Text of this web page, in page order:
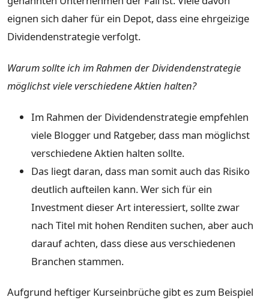
eignen sich daher für ein Depot, dass eine ehrgeizige
Dividendenstrategie verfolgt.
Warum sollte ich im Rahmen der Dividendenstrategie
möglichst viele verschiedene Aktien halten?
Im Rahmen der Dividendenstrategie empfehlen
viele Blogger und Ratgeber, dass man möglichst
verschiedene Aktien halten sollte.
Das liegt daran, dass man somit auch das Risiko
deutlich aufteilen kann. Wer sich für ein
Investment dieser Art interessiert, sollte zwar
nach Titel mit hohen Renditen suchen, aber auch
darauf achten, dass diese aus verschiedenen
Branchen stammen.
Aufgrund heftiger Kurseinbrüche gibt es zum Beispiel